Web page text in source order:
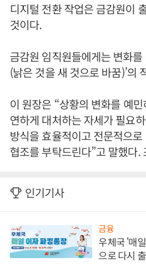
디지털 전환 작업은 금감원이
것이다.
금감원 임직원들에게는 변화
(낡은 것을 새 것으로 바꿈)’의
이 원장은 “상황의 변화를 예
연하게 대처하는 자세가 필요
방식을 효율적이고 전문적으
협조를 부탁드린다”고 말했다.
인기기사
금융
우체국 '매
으로 다시